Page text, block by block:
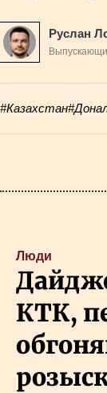
Руслан
#Казахстан
Люди
КТК,